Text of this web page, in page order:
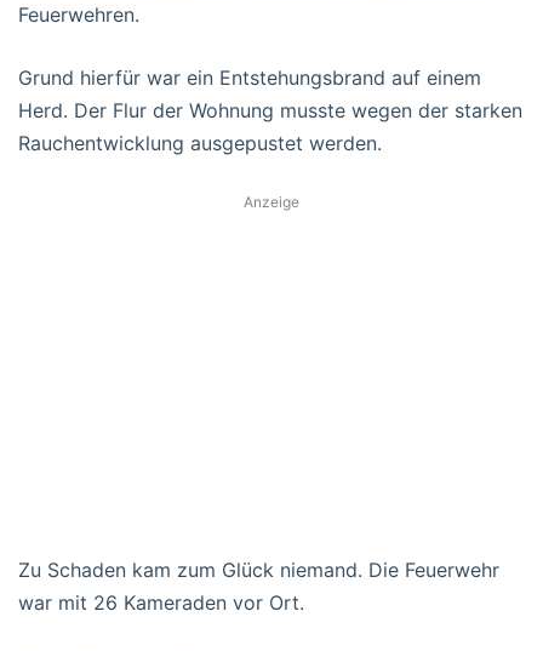
Feuerwehren.
Grund hierfür war ein Entstehungsbrand auf einem
Herd. Der Flur der Wohnung musste wegen der starken
Rauchentwicklung ausgepustet werden.
Anzeige
Zu Schaden kam zum Glück niemand. Die Feuerwehr
war mit 26 Kameraden vor Ort.